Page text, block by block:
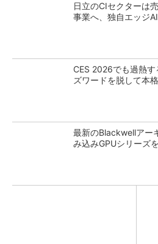
日立のCIセクターは
事業へ、独自エッジ
CES 2026でも過熱
ズワードを脱して本
最新のBlackwellアー
み込みGPUシリーズ